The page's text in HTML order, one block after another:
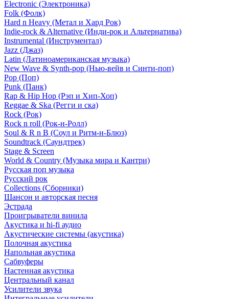
Electronic (Электроника)
Folk (Фолк)
Hard n Heavy (Метал и Хард Рок)
Indie-rock & Alternative (Инди-рок и Альтернатива)
Instrumental (Инструментал)
Jazz (Джаз)
Latin (Латиноамериканская музыка)
New Wave & Synth-pop (Нью-вейв и Синти-поп)
Pop (Поп)
Punk (Панк)
Rap & Hip Hop (Рэп и Хип-Хоп)
Reggae & Ska (Регги и ска)
Rock (Рок)
Rock n roll (Рок-н-Ролл)
Soul & R n B (Соул и Ритм-н-Блюз)
Soundtrack (Саундтрек)
Stage & Screen
World & Country (Музыка мира и Кантри)
Русская поп музыка
Русский рок
Сollections (Сборники)
Шансон и авторская песня
Эстрада
Проигрыватели винила
Акустика и hi-fi аудио
Акустические системы (акустика)
Полочная акустика
Напольная акустика
Сабвуферы
Настенная акустика
Центральный канал
Усилители звука